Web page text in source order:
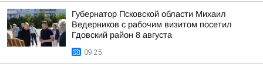
Губернатор Псковской области Михаил
Ведерников с рабочим визитом посетил
Гдовский район 8 августа
09:25